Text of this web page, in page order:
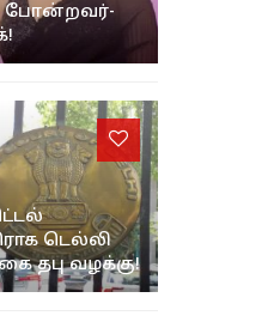
போன்றவர்-
டெல்லி
தபு வழக்கு!